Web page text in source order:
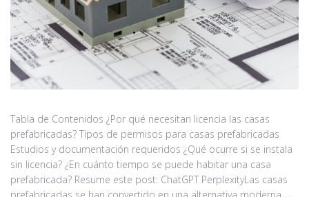
Tabla de Contenidos ¿Por qué necesitan licencia las casas
prefabricadas? Tipos de permisos para casas prefabricadas
Estudios y documentación requeridos ¿Qué ocurre si se instala
sin licencia? ¿En cuánto tiempo se puede habitar una casa
prefabricada? Resume este post: ChatGPT PerplexityLas casas